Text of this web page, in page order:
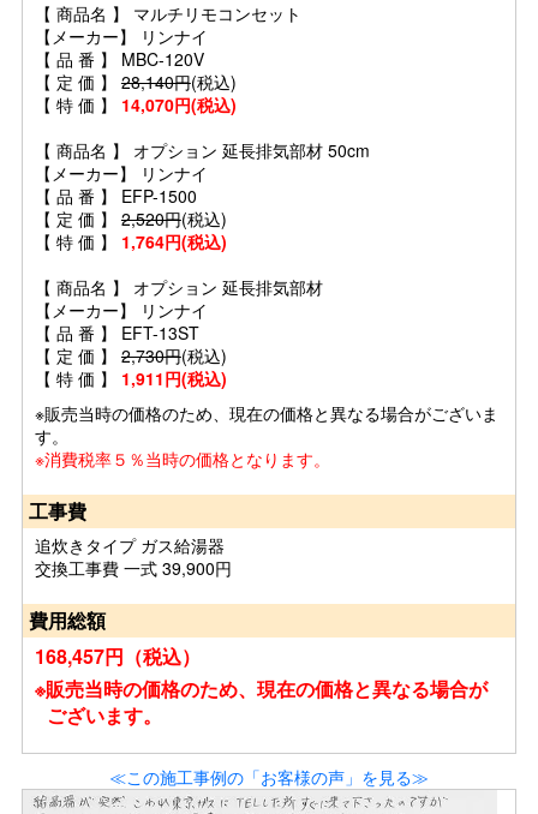
【 商品名 】 マルチリモコンセット
【メーカー】 リンナイ
【 品 番 】 MBC-120V
【 定 価 】 28,140円(税込)
【 特 価 】 14,070円(税込)
【 商品名 】 オプション 延長排気部材 50cm
【メーカー】 リンナイ
【 品 番 】 EFP-1500
【 定 価 】 2,520円(税込)
【 特 価 】 1,764円(税込)
【 商品名 】 オプション 延長排気部材
【メーカー】 リンナイ
【 品 番 】 EFT-13ST
【 定 価 】 2,730円(税込)
【 特 価 】 1,911円(税込)
※販売当時の価格のため、現在の価格と異なる場合がございま
す。
※消費税率５％当時の価格となります。
工事費
追炊きタイプ ガス給湯器
交換工事費 一式 39,900円
費用総額
168,457円（税込）
※販売当時の価格のため、現在の価格と異なる場合が
ございます。
≪この施工事例の「お客様の声」を見る≫